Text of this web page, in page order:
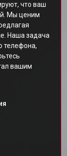
что ваш
Мы ценим
Наша задача
телефона,
вашим